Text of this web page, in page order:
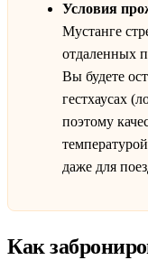
Условия
Мустанге
отдаленных
Вы будете
гестхаусах
поэтому
даже для
Как